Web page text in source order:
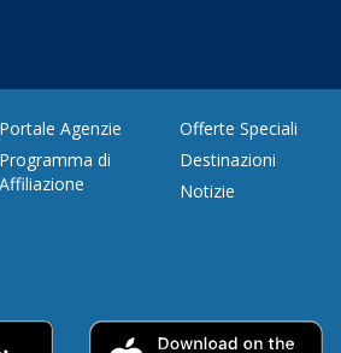
Portale Agenzie
Programma di
Affiliazione
Offerte Speciali
Destinazioni
Notizie